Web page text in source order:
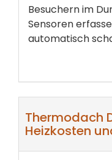
Besuchern im
Sensoren
automatisch
Thermodach
Heizkosten